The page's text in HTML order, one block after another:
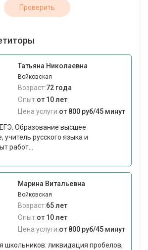
Проверить
Татьяна Николаевна
Войковская
Возраст:72 года
Опыт:от 10 лет
Цена услуги:от 800 руб/45 минут
Образование высшее
учитель русского языка и
работ...
Марина Витальевна
Войковская
Возраст:65 лет
Опыт:от 10 лет
Цена услуги:от 800 руб/45 минут
школьников: ликвидация пробелов,